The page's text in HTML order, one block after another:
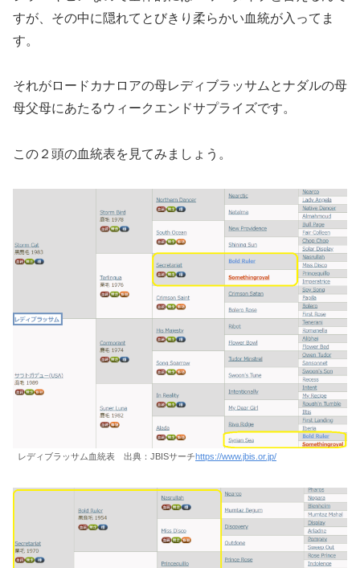
すが、その中に隠れてとびきり柔らかい血統が入ってま
す。
それがロードカナロアの母レディブラッサムとナダルの母
母父母にあたるウィークエンドサプライズです。
この２頭の血統表を見てみましょう。
レディブラッサム血統表 出典：JBISサーチhttps://www.jbis.or.jp/